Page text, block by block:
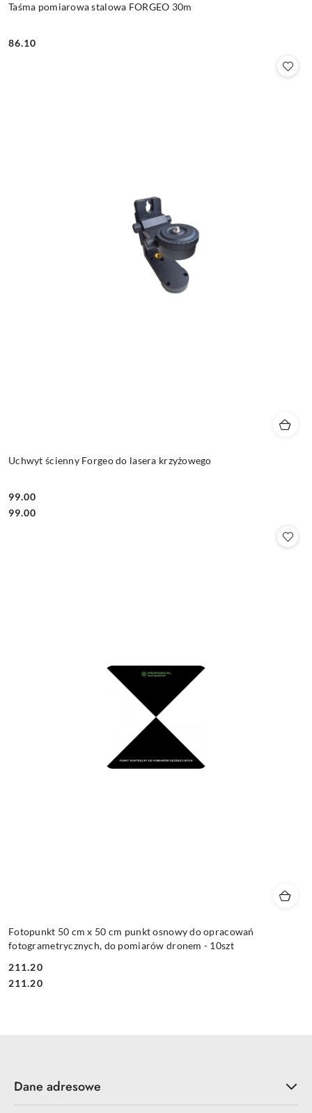
Taśma pomiarowa stalowa FORGEO 30m
Cena:
86.10
Uchwyt ścienny Forgeo do lasera krzyżowego
Cena:
99.00
Cena:
99.00
Fotopunkt 50 cm x 50 cm punkt osnowy do opracowań
fotogrametrycznych, do pomiarów dronem - 10szt
Cena:
211.20
Cena:
211.20
Dane adresowe